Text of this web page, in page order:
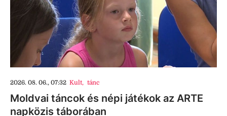
2026. 08. 06., 07:32 Kult, tánc
Moldvai táncok és népi játékok az ARTE
napközis táborában